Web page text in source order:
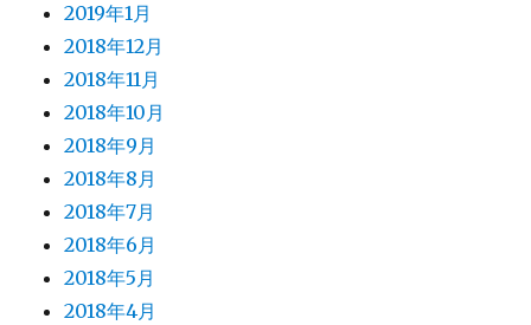
2019年1月
2018年12月
2018年11月
2018年10月
2018年9月
2018年8月
2018年7月
2018年6月
2018年5月
2018年4月